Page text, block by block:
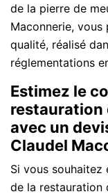
de la pierre de
Maconnerie,
qualité, réalisé
réglementations
Estimez le
restauration
avec un
Claudel
Si vous
de la restauration